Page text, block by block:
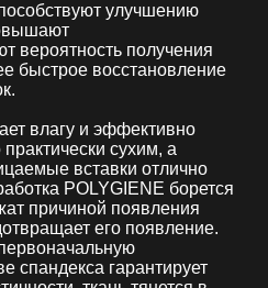
улучшению
вероятность получения
быстрое восстановление
влагу и эффективно
сухим, а
вставки отлично
POLYGIENE борется
причиной появления
его появление.
спандекса гарантирует